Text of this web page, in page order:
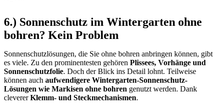
6.) Sonnenschutz im Wintergarten ohne
bohren? Kein Problem
Sonnenschutzlösungen, die Sie ohne bohren anbringen können, gibt
es viele. Zu den prominentesten gehören Plissees, Vorhänge und
Sonnenschutzfolie. Doch der Blick ins Detail lohnt. Teilweise
können auch aufwendigere Wintergarten-Sonnenschutz-
Lösungen wie Markisen ohne bohren genutzt werden. Dank
clevererKlemm- und Steckmechanismen.